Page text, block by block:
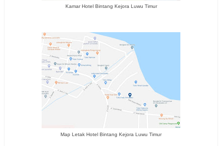
Kamar Hotel Bintang Kejora Luwu Timur
Map Letak Hotel Bintang Kejora Luwu Timur